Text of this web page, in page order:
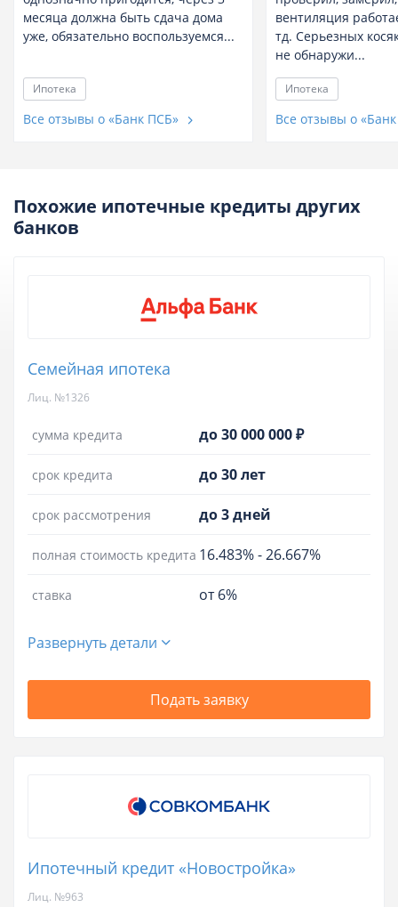
месяца должна быть сдача дома
уже, обязательно воспользуемся...
Ипотека
Все отзывы о «Банк ПСБ»
вентиляция
тд. Серьезных
не обнаружи...
Ипотека
Все отзывы о
Похожие ипотечные кредиты других
банков
Семейная ипотека
Лиц. №1326
сумма кредита до 30 000 000 ₽
срок кредита до 30 лет
срок рассмотрения до 3 дней
полная стоимость кредита 16.483%-26.667%
ставка от 6%
Развернуть детали
Подать заявку
Ипотечный кредит «Новостройка»
Лиц. №963